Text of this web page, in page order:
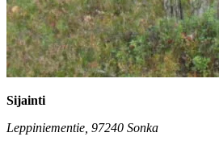
Sijainti
Leppiniementie, 97240 Sonka